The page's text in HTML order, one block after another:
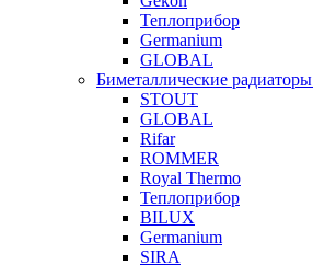
Теплоприбор
Germanium
GLOBAL
Биметаллические радиаторы
STOUT
GLOBAL
Rifar
ROMMER
Royal Thermo
Теплоприбор
BILUX
Germanium
SIRA